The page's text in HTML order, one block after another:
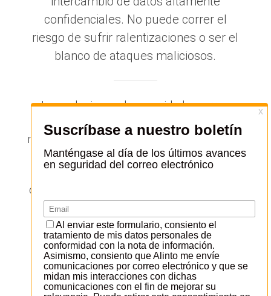
confidenciales. No puede correr el
riesgo de sufrir ralentizaciones o ser el
blanco de ataques maliciosos.
Las soluciones de seguridad y correo
electrónico de Alinto tienen todo lo que
necesita para garantizar una comunicación
por correo electrónico activa de manera
permanente, proteger su infraestructura
de los ataques cibernéticos y garantizar la
capacidad de entrega de sus correos
electrónicos transaccionales de gran
volumen.
SOLUCIONES ALINTO